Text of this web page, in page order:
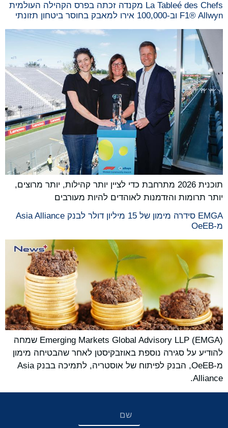
La Tableé des Chefs מקנדה זכתה בפרס הקהילה העולמית
F1® Allwyn וב-100,000 אירו למאבק בחוסר ביטחון תזונתי
תוכנית 2026 מתרחבת כדי לציין יותר קהילות, יותר מרוצים,
יותר תרומות והזדמנות לאוהדים להיות מעורבים
EMGA סידרה מימון של 15 מיליון דולר לבנק Asia Alliance
מ-OeEB
Emerging Markets Global Advisory LLP (EMGA) שמחה
להודיע ​​על סגירה נוספת באוזבקיסטן לאחר שהבטיחה מימון
מ-OeEB, הבנק לפיתוח של אוסטריה, לתמיכה בבנק Asia
Alliance.